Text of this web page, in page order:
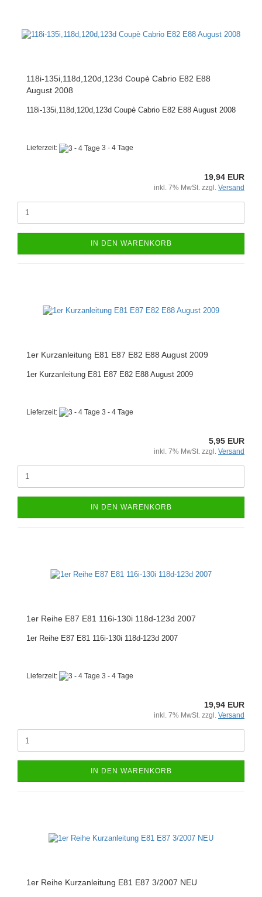
118i-135i,118d,120d,123d Coupè Cabrio E82 E88
August 2008
118i-135i,118d,120d,123d Coupè Cabrio E82 E88 August 2008
Lieferzeit: 3 - 4 Tage
19,94 EUR
inkl. 7% MwSt. zzgl. Versand
IN DEN WARENKORB
1er Kurzanleitung E81 E87 E82 E88 August 2009
1er Kurzanleitung E81 E87 E82 E88 August 2009
Lieferzeit: 3 - 4 Tage
5,95 EUR
inkl. 7% MwSt. zzgl. Versand
IN DEN WARENKORB
1er Reihe E87 E81 116i-130i 118d-123d 2007
1er Reihe E87 E81 116i-130i 118d-123d 2007
Lieferzeit: 3 - 4 Tage
19,94 EUR
inkl. 7% MwSt. zzgl. Versand
IN DEN WARENKORB
1er Reihe Kurzanleitung E81 E87 3/2007 NEU